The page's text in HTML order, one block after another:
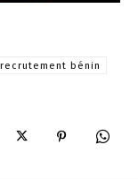
recrutement bénin